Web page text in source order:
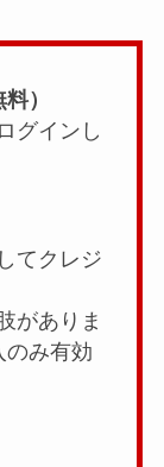
）
グインし
てクレジ
がありま
のみ有効